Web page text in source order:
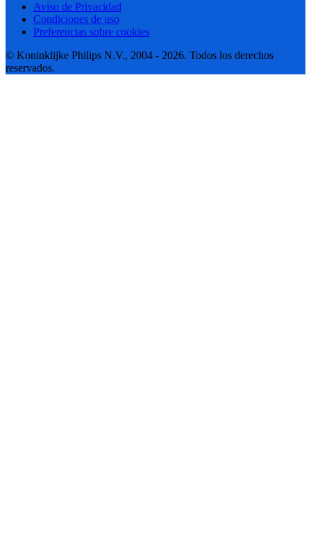
Aviso de Privacidad
Condiciones de uso
Preferencias sobre cookies
© Koninklijke Philips N.V., 2004 - 2026. Todos los derechos
reservados.